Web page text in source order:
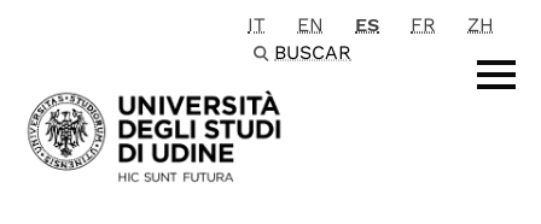
Passa al contenuto principale
IT EN ES FR
ZH
BUSCAR